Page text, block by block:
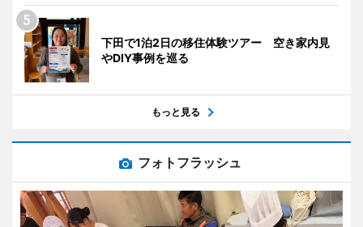
下田で1泊2日の移住体験ツアー 空き家内見
やDIY事例を巡る
もっと見る
フォトフラッシュ